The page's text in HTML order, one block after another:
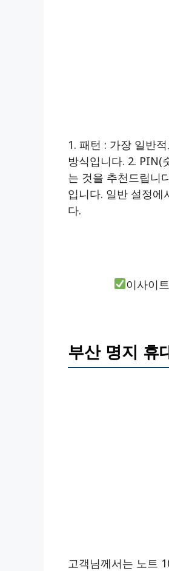
1. 패턴 : 가장 일반
방식입니다. 2. PIN(
는 것을 추천드립니
입니다. 일반 설정에
다.
이사이
부산 명지 휴
고객님께서는 노트